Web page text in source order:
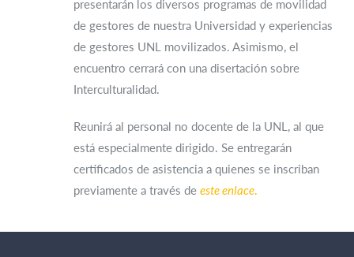
presentarán los diversos programas de movilidad
de gestores de nuestra Universidad y experiencias
de gestores UNL movilizados. Asimismo, el
encuentro cerrará con una disertación sobre
Interculturalidad.
Reunirá al personal no docente de la UNL, al que
está especialmente dirigido. Se entregarán
certificados de asistencia a quienes se inscriban
previamente a través de este enlace.